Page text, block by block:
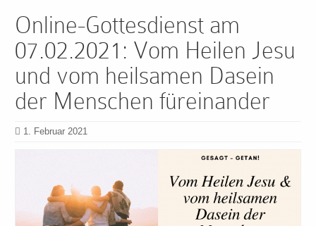
Online-Gottesdienst am
07.02.2021: Vom Heilen Jesu
und vom heilsamen Dasein
der Menschen füreinander
1. Februar 2021